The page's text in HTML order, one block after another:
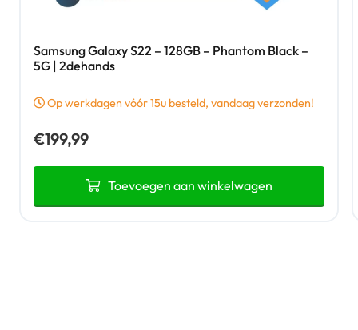
Samsung Galaxy S22 – 128GB – Phantom Black –
5G | 2dehands
Op werkdagen vóór 15u besteld, vandaag verzonden!
€199,99
Toevoegen aan winkelwagen